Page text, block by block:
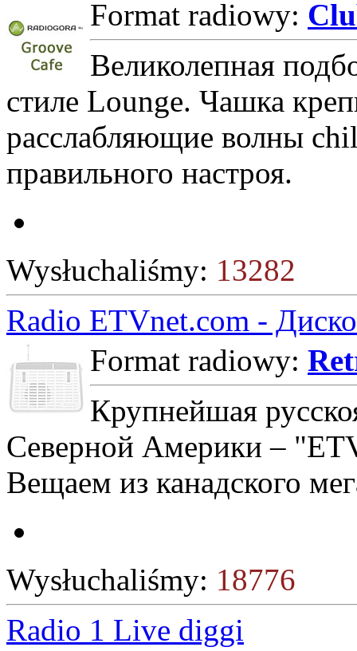
Format radiowy:
Великолепная
стиле Lounge. Чашка
расслабляющие волны
правильного настроя.
Wysłuchaliśmy: 13282
Radio ETVnet.com -
Format radiowy:
Крупнейшая
Северной Америки –
Вещаем из канадского
Wysłuchaliśmy: 18776
Radio 1 Live diggi